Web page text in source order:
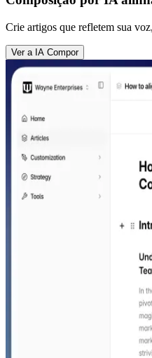
Crie artigos que refletem sua
Ver a IA Compor